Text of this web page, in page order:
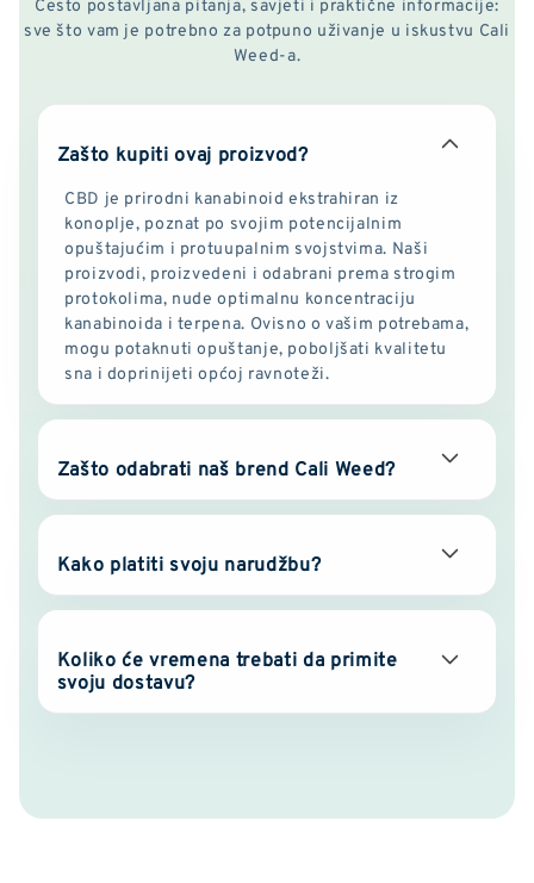
sve što vam je potrebno za potpuno uživanje u iskustvu Cali
Weed-a.
Zašto kupiti ovaj proizvod?
CBD je prirodni kanabinoid ekstrahiran iz
konoplje, poznat po svojim potencijalnim
opuštajućim i protuupalnim svojstvima. Naši
proizvodi, proizvedeni i odabrani prema strogim
protokolima, nude optimalnu koncentraciju
kanabinoida i terpena. Ovisno o vašim potrebama,
mogu potaknuti opuštanje, poboljšati kvalitetu
sna i doprinijeti općoj ravnoteži.
Zašto odabrati naš brend Cali Weed?
Kako platiti svoju narudžbu?
Koliko će vremena trebati da primite
svoju dostavu?